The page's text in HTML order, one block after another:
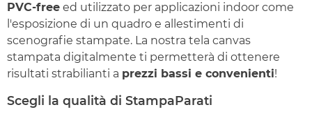
PVC-free ed utilizzato per applicazioni indoor come
l'esposizione di un quadro e allestimenti di
scenografie stampate. La nostra tela canvas
stampata digitalmente ti permetterà di ottenere
risultati strabilianti a prezzi bassi e convenienti!
Scegli la qualità di StampaParati